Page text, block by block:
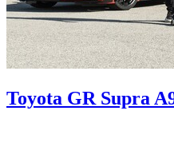
Toyota GR Supra